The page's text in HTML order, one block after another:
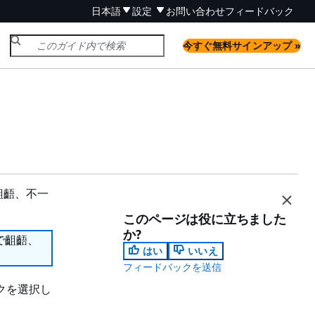
日本語 設定 お問い合わせフィードバック
今すぐ無料サインアップ »
、不一
齬、
を選択し
このページは役に立ちました
か?
はい
いいえ
フィードバックを送信